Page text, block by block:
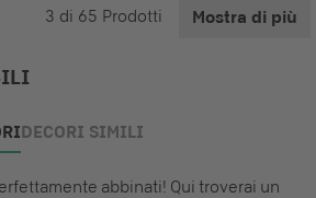
3 di 65 Prodotti Mostra di più
DECORI SIMILI
abbinati! Qui troverai un